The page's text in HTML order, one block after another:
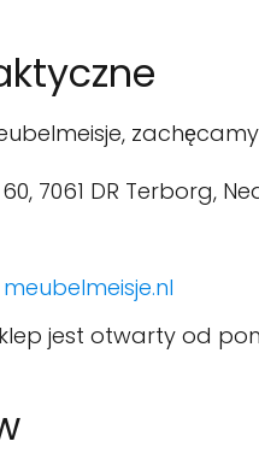
7061 DR Terborg,
meubelmeisje.nl
jest otwarty od